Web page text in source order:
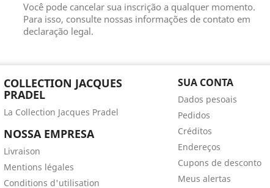
Você pode cancelar sua inscrição a qualquer momento.
Para isso, consulte nossas informações de contato em
declaração legal.
COLLECTION JACQUES
PRADEL
La Collection Jacques Pradel
NOSSA EMPRESA
Livraison
Mentions légales
Conditions d'utilisation
SUA CONTA
Dados pesoais
Pedidos
Créditos
Endereços
Cupons de desconto
Meus alertas